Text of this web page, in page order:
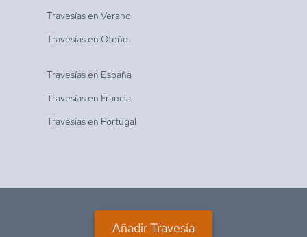
Travesías en Verano
Travesías en Otoño
Travesías en España
Travesías en Francia
Travesías en Portugal
Añadir Travesía